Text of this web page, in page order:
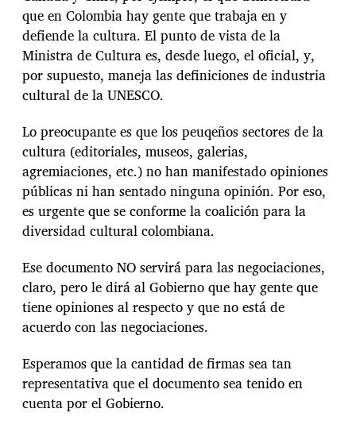
que en Colombia hay gente que trabaja en y
defiende la cultura. El punto de vista de la
Ministra de Cultura es, desde luego, el oficial, y,
por supuesto, maneja las definiciones de industria
cultural de la UNESCO.
Lo preocupante es que los peuqeños sectores de la
cultura (editoriales, museos, galerias,
agremiaciones, etc.) no han manifestado opiniones
públicas ni han sentado ninguna opinión. Por eso,
es urgente que se conforme la coalición para la
diversidad cultural colombiana.
Ese documento NO servirá para las negociaciones,
claro, pero le dirá al Gobierno que hay gente que
tiene opiniones al respecto y que no está de
acuerdo con las negociaciones.
Esperamos que la cantidad de firmas sea tan
representativa que el documento sea tenido en
cuenta por el Gobierno.